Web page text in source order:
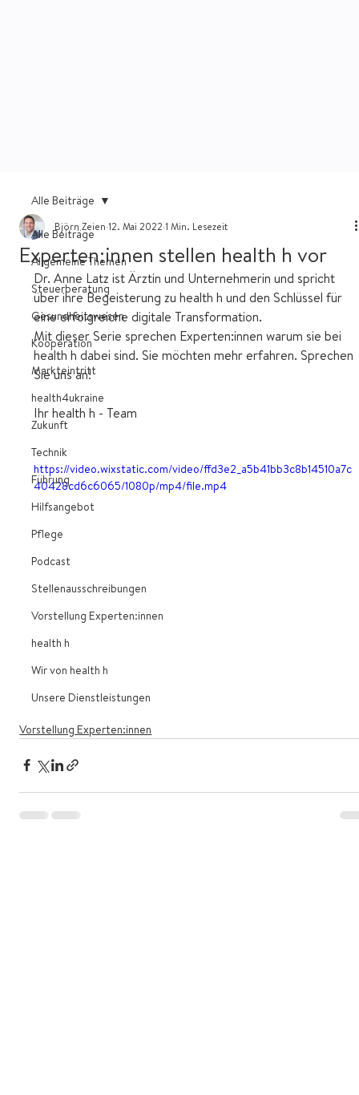
Alle Beiträge
Allgemeine Themen
Steuerberatung
Gesundheitswesen
Kooperation
Markteintritt
health4ukraine
Zukunft
Technik
Führung
Hilfsangebot
Pflege
Podcast
Stellenausschreibungen
Vorstellung Experten:innen
health h
Wir von health h
Unsere Dienstleistungen
Alle Beiträge
Experten:innen stellen health h vor
Björn Zeien 12. Mai 2022 1 Min. Lesezeit
Dr. Anne Latz ist Ärztin und Unternehmerin und spricht
über ihre Begeisterung zu health h und den Schlüssel für
eine erfolgreiche digitale Transformation.
Mit dieser Serie sprechen Experten:innen warum sie bei
health h dabei sind. Sie möchten mehr erfahren. Sprechen
Sie uns an!
Ihr health h - Team
https://video.wixstatic.com/video/ffd3e2_a5b41bb3c8b14510a7c
40428cd6c6065/1080p/mp4/file.mp4
Vorstellung Experten:innen